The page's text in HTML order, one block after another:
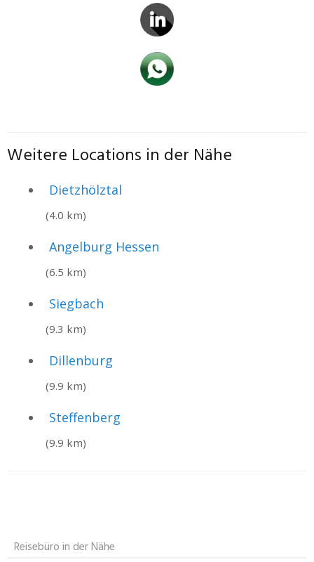
Weitere Locations in der Nähe
Dietzhölztal
(4.0 km)
Angelburg Hessen
(6.5 km)
Siegbach
(9.3 km)
Dillenburg
(9.9 km)
Steffenberg
(9.9 km)
Reisebüro in der Nähe